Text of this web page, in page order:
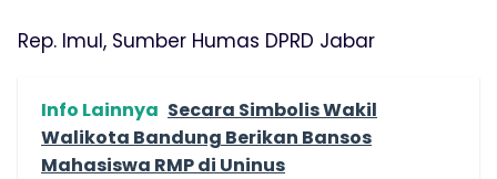
Rep. Imul, Sumber Humas DPRD Jabar
Info Lainnya Secara Simbolis Wakil
Walikota Bandung Berikan Bansos
Mahasiswa RMP di Uninus